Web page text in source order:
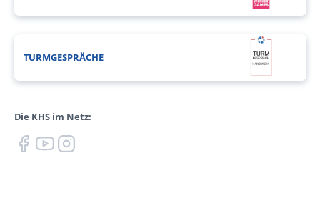
TURMGESPRÄCHE
Die KHS im Netz: